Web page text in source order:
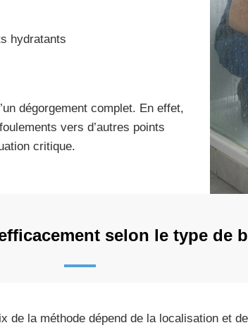
hydratants
dégorgement complet. En effet,
vers d’autres points
critique.
selon le type de
de la méthode dépend de la localisation et